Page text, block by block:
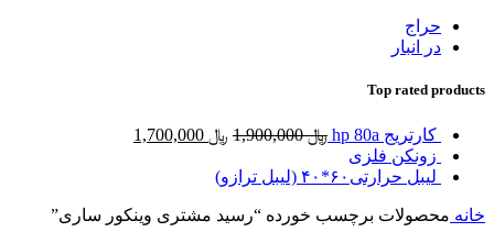
حراج
در انبار
Top rated products
کارتریج hp 80a ﷼1,900,000
قیمت
بود.
﷼
زونکن فلزی
لیبل حرارتی۶۰*۴۰ (لیبل ترازو)
خانه محصولات برچسب خورده “رسید مشتری وینکور ساری”